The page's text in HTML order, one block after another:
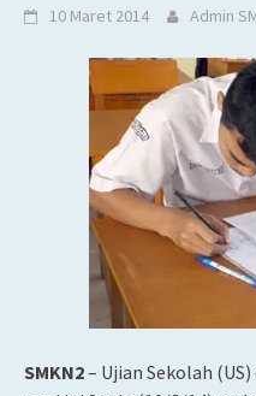
10 Maret 2014 Admin
SMKN2– Ujian Sekolah